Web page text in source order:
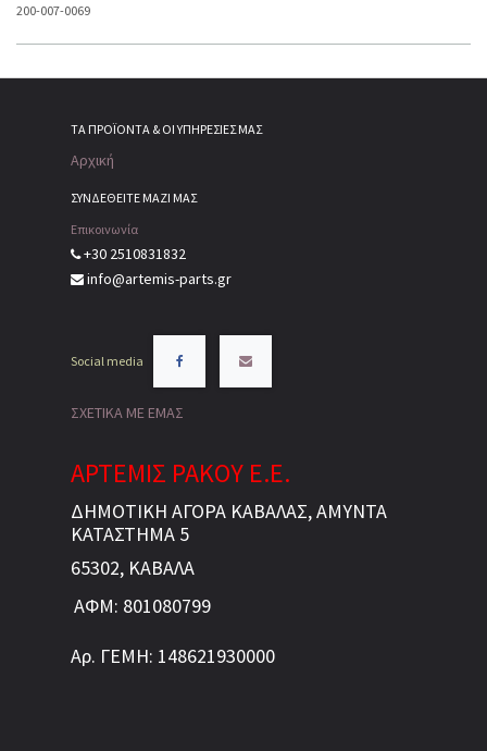
200-007-0069
ΤΑ ΠΡΟΪΌΝΤΑ & ΟΙ ΥΠΗΡΕΣΊΕΣ ΜΑΣ
Αρχική
ΣΥΝΔΕΘΕΙΤΕ ΜΑΖΙ ΜΑΣ
Επικοινωνία
+30 2510831832
info@artemis-parts.gr
Social media
ΣΧΕΤΙΚΑ ΜΕ ΕΜΑΣ
ΑΡΤΕΜΙΣ ΡΑΚΟΥ Ε.Ε.
ΔΗΜΟΤΙΚΗ ΑΓΟΡΑ ΚΑΒΑΛΑΣ, ΑΜΥΝΤΑ
ΚΑΤΑΣΤΗΜΑ 5
65302, ΚΑΒΑΛΑ
ΑΦΜ: 801080799
Αρ. ΓΕΜΗ: 148621930000